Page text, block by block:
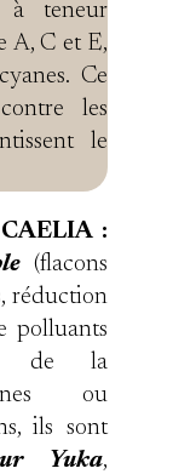
à teneur
A, C et E,
Ce
les
le
CAELIA :
(flacons
réduction
polluants
de la
ou
ils sont
Yuka,